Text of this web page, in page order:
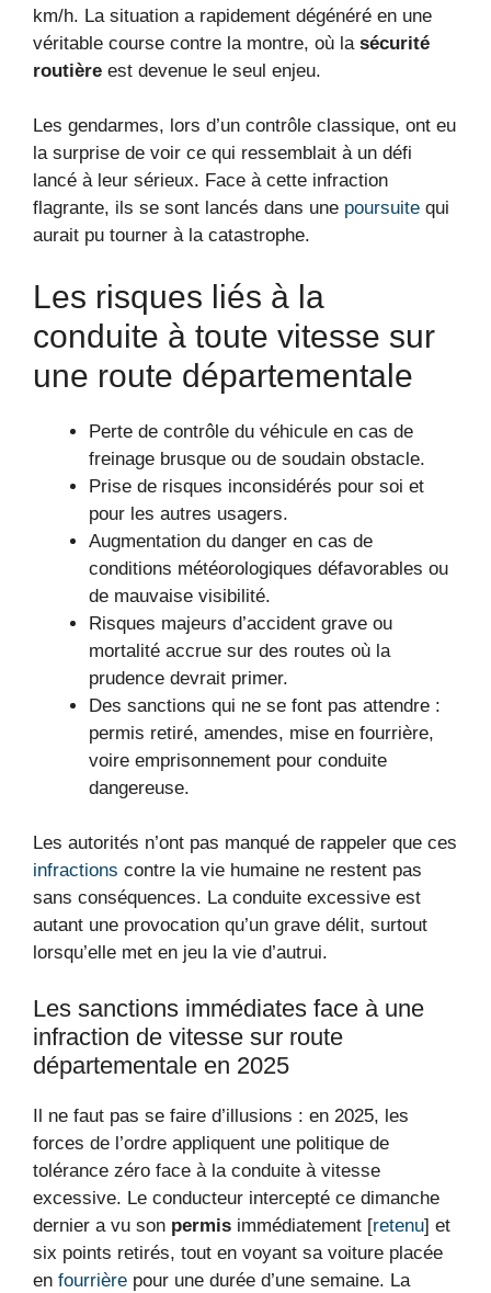
km/h. La situation a rapidement dégénéré en une
véritable course contre la montre, où la sécurité
routière est devenue le seul enjeu.
Les gendarmes, lors d’un contrôle classique, ont eu
la surprise de voir ce qui ressemblait à un défi
lancé à leur sérieux. Face à cette infraction
flagrante, ils se sont lancés dans une poursuite qui
aurait pu tourner à la catastrophe.
Les risques liés à la
conduite à toute vitesse sur
une route départementale
Perte de contrôle du véhicule en cas de
freinage brusque ou de soudain obstacle.
Prise de risques inconsidérés pour soi et
pour les autres usagers.
Augmentation du danger en cas de
conditions météorologiques défavorables ou
de mauvaise visibilité.
Risques majeurs d’accident grave ou
mortalité accrue sur des routes où la
prudence devrait primer.
Des sanctions qui ne se font pas attendre :
permis retiré, amendes, mise en fourrière,
voire emprisonnement pour conduite
dangereuse.
Les autorités n’ont pas manqué de rappeler que ces
infractions contre la vie humaine ne restent pas
sans conséquences. La conduite excessive est
autant une provocation qu’un grave délit, surtout
lorsqu’elle met en jeu la vie d’autrui.
Les sanctions immédiates face à une
infraction de vitesse sur route
départementale en 2025
Il ne faut pas se faire d’illusions : en 2025, les
forces de l’ordre appliquent une politique de
tolérance zéro face à la conduite à vitesse
excessive. Le conducteur intercepté ce dimanche
dernier a vu son permis immédiatement [retenu] et
six points retirés, tout en voyant sa voiture placée
en fourrière pour une durée d’une semaine. La